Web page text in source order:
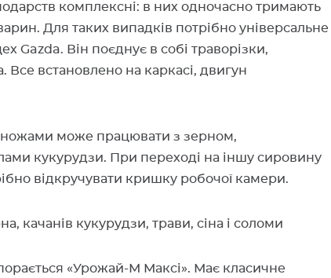
комплексні: в них одночасно тримають
Для таких випадків потрібно універсальне
Gazda. Він поєднує в собі траворізки,
Все встановлено на каркасі, двигун
ножами може працювати з зерном,
кукурудзи. При переході на іншу сировину
відкручувати кришку робочої камери.
качанів кукурудзи, трави, сіна і соломи
«Урожай-М Максі». Має класичне